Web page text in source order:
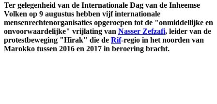
Ter gelegenheid van de Internationale Dag van de Inheemse
Volken op 9 augustus hebben vijf internationale
mensenrechtenorganisaties opgeroepen tot de "onmiddellijke en
onvoorwaardelijke" vrijlating van Nasser Zefzafi, leider van de
protestbeweging "Hirak" die de Rif-regio in het noorden van
Marokko tussen 2016 en 2017 in beroering bracht.